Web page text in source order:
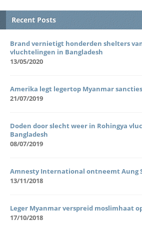
Recent Posts
Brand vernietigt honderden shelters
vluchtelingen in Bangladesh
13/05/2020
Amerika legt legertop Myanmar
21/07/2019
Doden door slecht weer in Rohingya
Bangladesh
08/07/2019
Amnesty International ontneemt Aung
13/11/2018
Leger Myanmar verspreid moslimhaat
17/10/2018